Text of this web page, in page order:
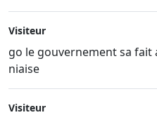
Visiteur
go le gouvernement sa fait
niaise
Visiteur